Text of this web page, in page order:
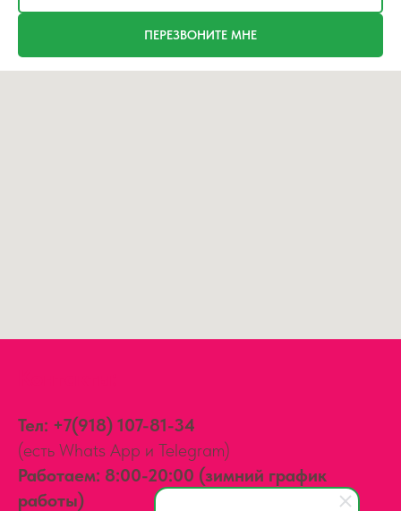
ПЕРЕЗВОНИТЕ МНЕ
Тел: +7(918) 107-81-34
(есть Whats App и Telegram)
Работаем: 8:00-20:00 (зимний график
работы)